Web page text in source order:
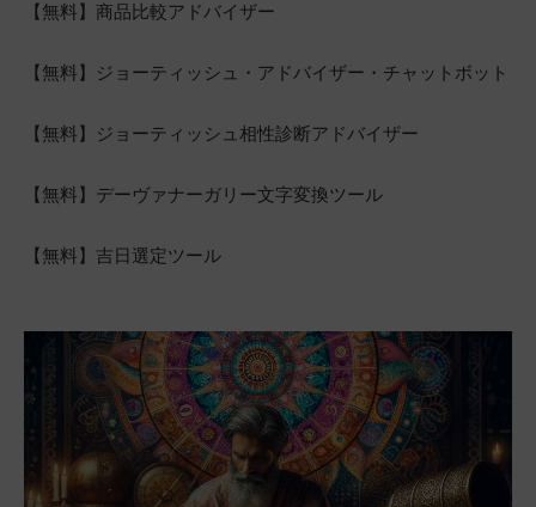
【無料】商品比較アドバイザー
【無料】ジョーティッシュ・アドバイザー・チャットボット
【無料】ジョーティッシュ相性診断アドバイザー
【無料】デーヴァナーガリー文字変換ツール
【無料】吉日選定ツール